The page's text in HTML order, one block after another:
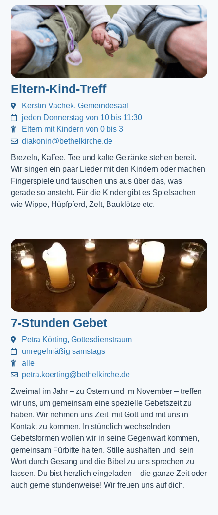
Eltern-Kind-Treff
Kerstin Vachek, Gemeindesaal
jeden Donnerstag von 10 bis 11:30
Eltern mit Kindern von 0 bis 3
diakonin@bethelkirche.de
Brezeln, Kaffee, Tee und kalte Getränke stehen bereit.
Wir singen ein paar Lieder mit den Kindern oder machen
Fingerspiele und tauschen uns aus über das, was
gerade so ansteht. Für die Kinder gibt es Spielsachen
wie Wippe, Hüpfpferd, Zelt, Bauklötze etc.
7-Stunden Gebet
Petra Körting, Gottesdienstraum
unregelmäßig samstags
alle
petra.koerting@bethelkirche.de
Zweimal im Jahr – zu Ostern und im November – treffen
wir uns, um gemeinsam eine spezielle Gebetszeit zu
haben. Wir nehmen uns Zeit, mit Gott und mit uns in
Kontakt zu kommen. In stündlich wechselnden
Gebetsformen wollen wir in seine Gegenwart kommen,
gemeinsam Fürbitte halten, Stille aushalten und sein
Wort durch Gesang und die Bibel zu uns sprechen zu
lassen. Du bist herzlich eingeladen – die ganze Zeit oder
auch gerne stundenweise! Wir freuen uns auf dich.